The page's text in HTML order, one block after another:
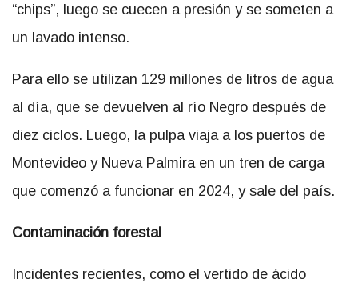
“chips”, luego se cuecen a presión y se someten a
un lavado intenso.
Para ello se utilizan 129 millones de litros de agua
al día, que se devuelven al río Negro después de
diez ciclos. Luego, la pulpa viaja a los puertos de
Montevideo y Nueva Palmira en un tren de carga
que comenzó a funcionar en 2024, y sale del país.
Contaminación forestal
Incidentes recientes, como el vertido de ácido